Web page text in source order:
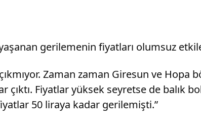
gerilemenin fiyatları olumsuz
Zaman zaman Giresun ve Hopa
Fiyatlar yüksek seyretse de balık
50 liraya kadar gerilemişti.”